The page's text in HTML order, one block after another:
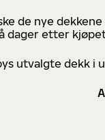
de nye
dager etter
utvalgte dekk i